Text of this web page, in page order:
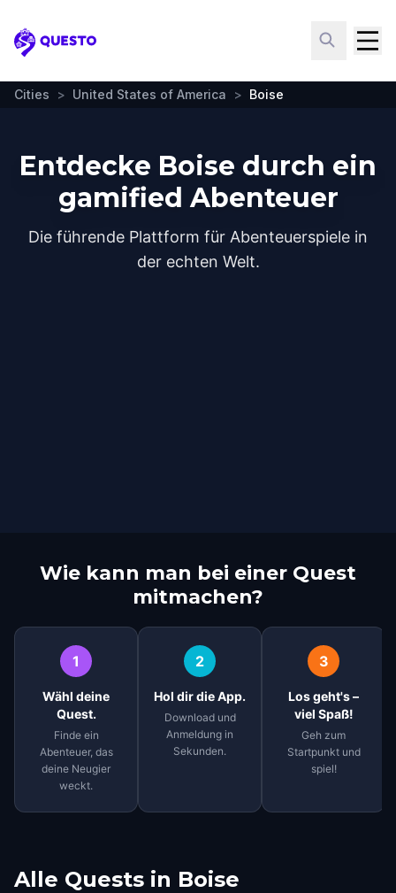
Questo
Cities > United States of America > Boise
Entdecke Boise durch ein
gamified Abenteuer
Die führende Plattform für Abenteuerspiele in
der echten Welt.
Wie kann man bei einer Quest
mitmachen?
1
Wähl deine
Quest.
Finde ein
Abenteuer, das
deine Neugier
weckt.
2
Hol dir die App.
Download und
Anmeldung in
Sekunden.
3
Los geht's –
viel Spaß!
Geh zum
Startpunkt und
spiel!
Alle Quests in Boise